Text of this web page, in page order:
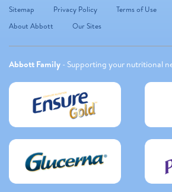
Sitemap Privacy Policy Terms of Use
About Abbott
Our Sites
Abbott Family - Supporting your nutritional